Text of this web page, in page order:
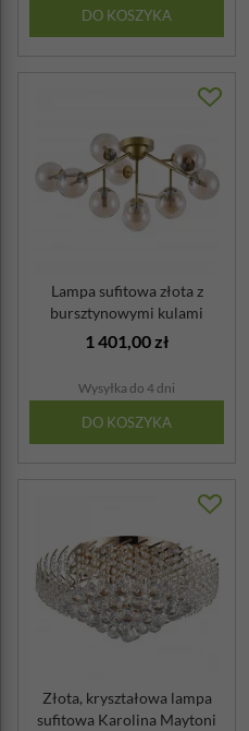
DO KOSZYKA
Lampa sufitowa złota z
bursztynowymi kulami
Dallas Mayton...
1 401,00 zł
Wysyłka do 4 dni
DO KOSZYKA
Złota, kryształowa lampa
sufitowa Karolina Maytoni